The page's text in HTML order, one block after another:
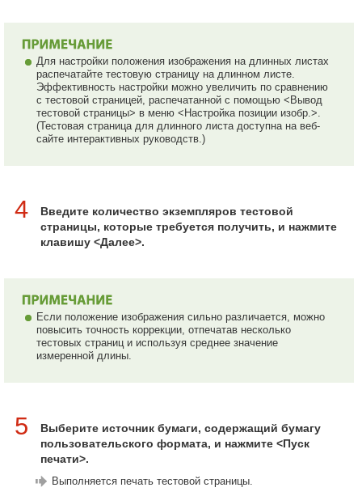
Для настройки положения изображения на длинных листах
распечатайте тестовую страницу на длинном листе.
Эффективность настройки можно увеличить по сравнению
с тестовой страницей, распечатанной с помощью <Вывод
тестовой страницы> в меню <Настройка позиции изобр.>.
(Тестовая страница для длинного листа доступна на веб-
сайте интерактивных руководств.)
4
Введите количество экземпляров тестовой
страницы, которые требуется получить, и нажмите
клавишу <Далее>.
Если положение изображения сильно различается, можно
повысить точность коррекции, отпечатав несколько
тестовых страниц и используя среднее значение
измеренной длины.
5
Выберите источник бумаги, содержащий бумагу
пользовательского формата, и нажмите <Пуск
печати>.
Выполняется печать тестовой страницы.